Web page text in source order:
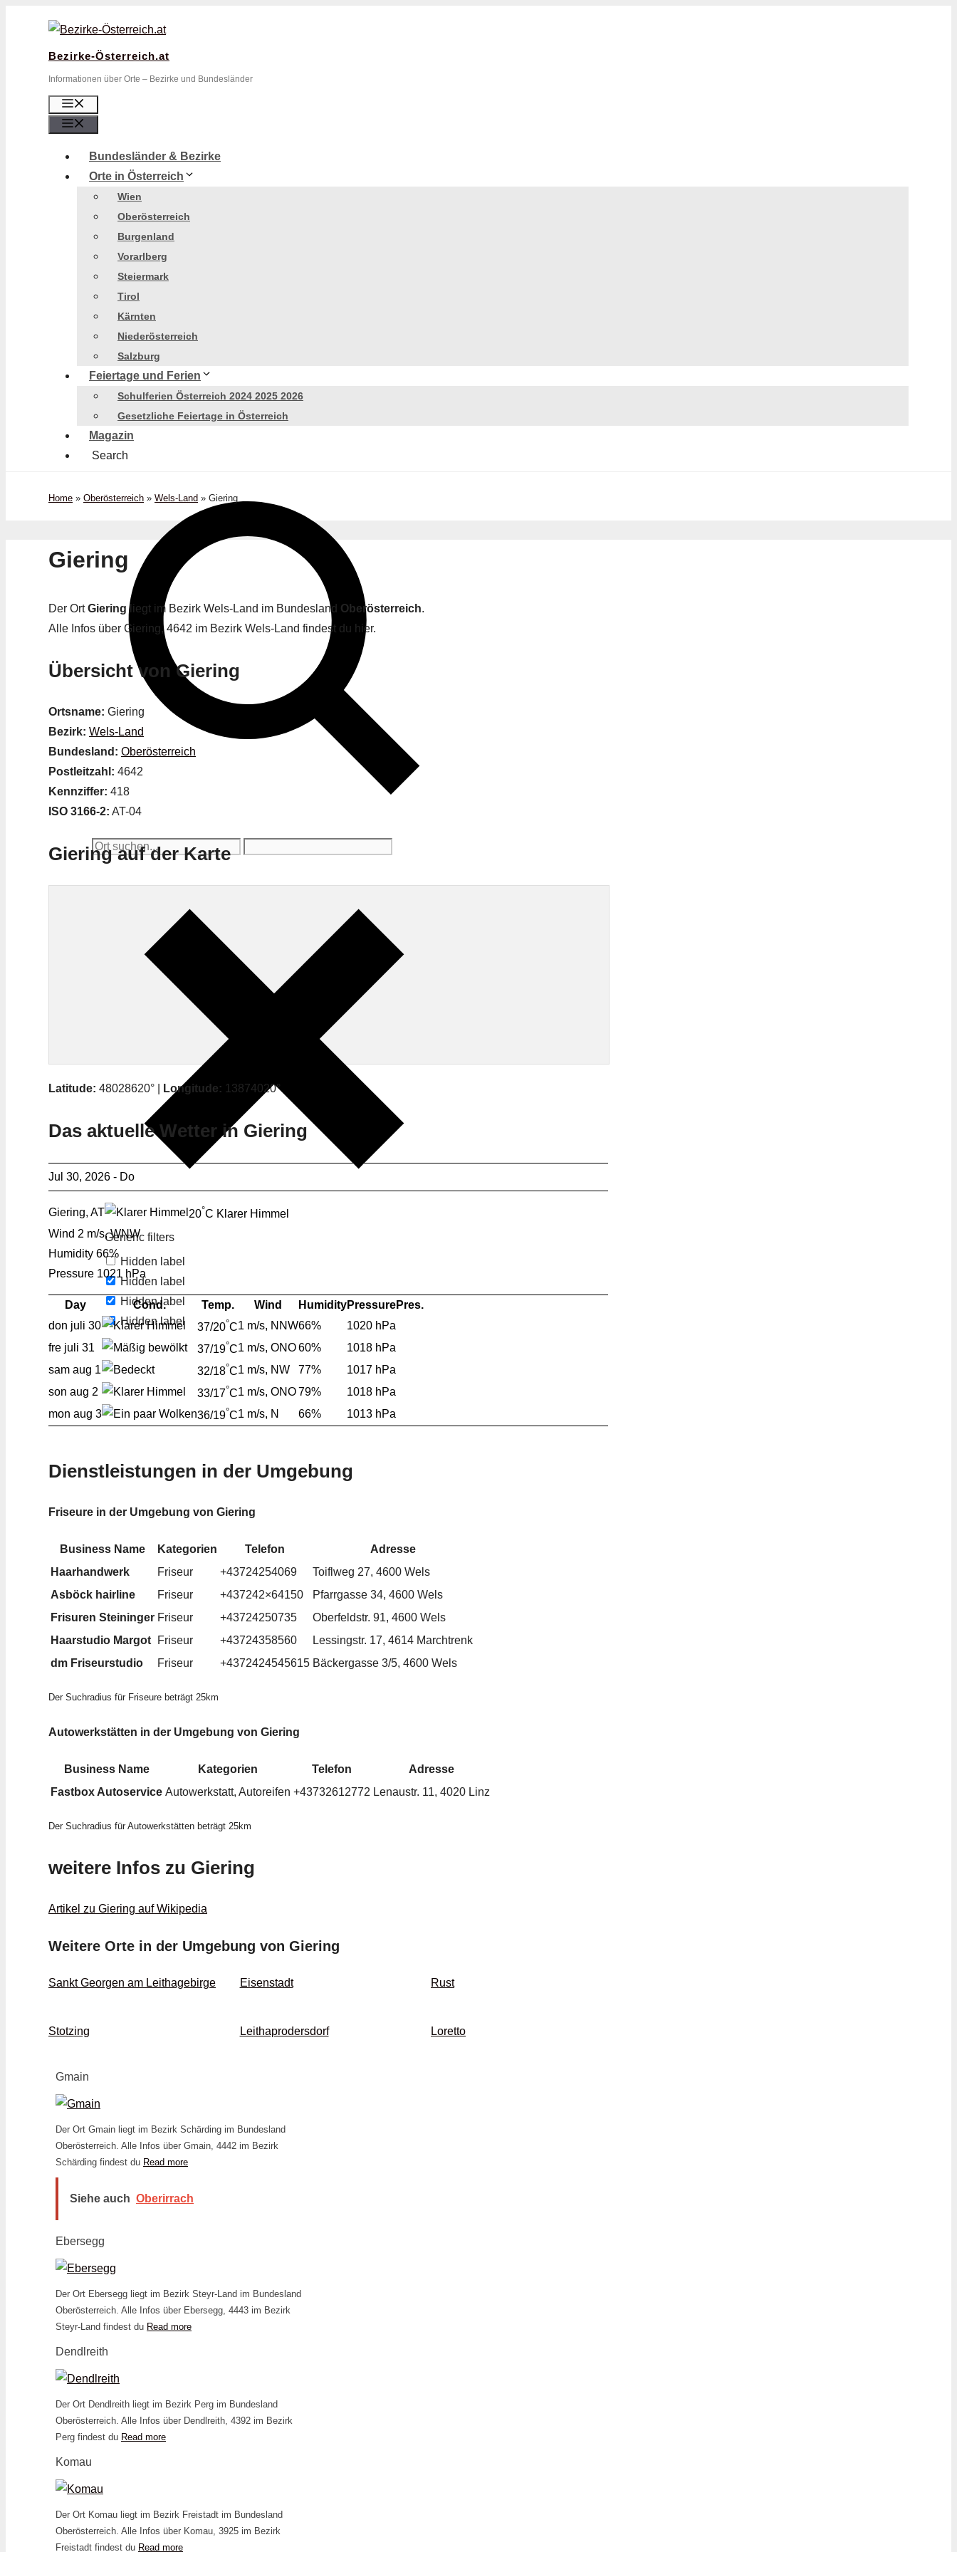
Bezirke-Österreich.at
Informationen über Orte – Bezirke und Bundesländer
Bundesländer & Bezirke
Orte in Österreich
Wien
Oberösterreich
Burgenland
Vorarlberg
Steiermark
Tirol
Kärnten
Niederösterreich
Salzburg
Feiertage und Ferien
Schulferien Österreich 2024 2025 2026
Gesetzliche Feiertage in Österreich
Magazin
Search
Generic filters
Hidden label
Hidden label
Hidden label
Hidden label
Home » Oberösterreich » Wels-Land » Giering
Giering
Der OrtGiering liegt im Bezirk Wels-Land im Bundesland Oberösterreich.
Alle Infos über Giering, 4642 im Bezirk Wels-Land findest du hier.
Übersicht von Giering
Ortsname: Giering
Bezirk: Wels-Land
Bundesland: Oberösterreich
Postleitzahl: 4642
Kennziffer: 418
ISO 3166-2: AT-04
Giering auf der Karte
Latitude: 48028620° | Longitude: 13874020°
Das aktuelle Wetter in Giering
Jul 30, 2026 - Do
Giering, AT 20°C Klarer Himmel
Wind 2 m/s, WNW
Humidity 66%
Pressure 1021 hPa
Day Cond. Temp. Wind HumidityPressurePres.
don juli 30 37/20°C1 m/s, NNW66%
1020 hPa
fre juli 31 37/19°C1 m/s, ONO60%
1018 hPa
sam aug 1 32/18°C1 m/s, NW 77%
1017 hPa
son aug 2 33/17°C1 m/s, ONO79%
1018 hPa
mon aug 3 36/19°C1 m/s, N 66% 1013 hPa
Dienstleistungen in der Umgebung
Friseure in der Umgebung von Giering
Business Name Kategorien Telefon
Adresse
Haarhandwerk
Friseur +43724254069
Toiflweg 27, 4600 Wels
Asböck hairline
Friseur +437242×64150
Pfarrgasse 34, 4600 Wels
Frisuren Steininger Friseur +43724250735
Oberfeldstr. 91, 4600 Wels
Haarstudio Margot
Friseur +43724358560
Lessingstr. 17, 4614 Marchtrenk
dm Friseurstudio
Friseur +4372424545615 Bäckergasse 3/5, 4600 Wels
Der Suchradius für Friseure beträgt 25km
Autowerkstätten in der Umgebung von Giering
Business Name Kategorien Telefon
Adresse
Fastbox Autoservice Autowerkstatt, Autoreifen +43732612772 Lenaustr. 11, 4020 Linz
Der Suchradius für Autowerkstätten beträgt 25km
weitere Infos zu Giering
Artikel zu Giering auf Wikipedia
Weitere Orte in der Umgebung von Giering
Sankt Georgen am Leithagebirge Eisenstadt Rust
Stotzing Leithaprodersdorf Loretto
Gmain
Der Ort Gmain liegt im Bezirk Schärding im Bundesland
Oberösterreich. Alle Infos über Gmain, 4442 im Bezirk
Schärding findest du Read more
Siehe auch Oberirrach
Ebersegg
Der Ort Ebersegg liegt im Bezirk Steyr-Land im Bundesland
Oberösterreich. Alle Infos über Ebersegg, 4443 im Bezirk
Steyr-Land findest du Read more
Dendlreith
Der Ort Dendlreith liegt im Bezirk Perg im Bundesland
Oberösterreich. Alle Infos über Dendlreith, 4392 im Bezirk
Perg findest du Read more
Komau
Der Ort Komau liegt im Bezirk Freistadt im Bundesland
Oberösterreich. Alle Infos über Komau, 3925 im Bezirk
Freistadt findest du Read more